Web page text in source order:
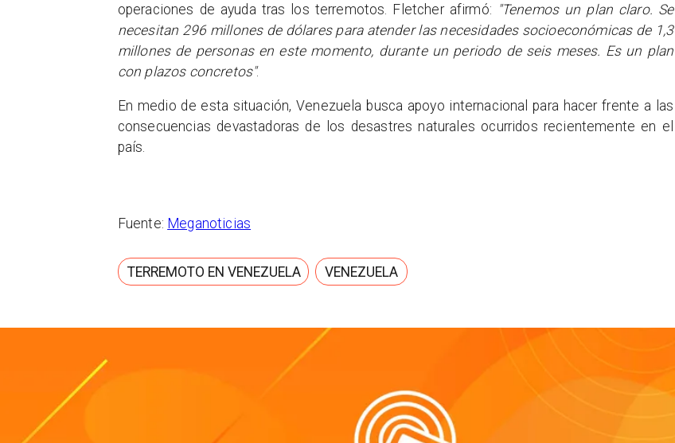
operaciones de ayuda tras los terremotos. Fletcher afirmó: "Tenemos un plan claro. Se
necesitan 296 millones de dólares para atender las necesidades socioeconómicas de 1,3
millones de personas en este momento, durante un periodo de seis meses. Es un plan
con plazos concretos".
En medio de esta situación, Venezuela busca apoyo internacional para hacer frente a las
consecuencias devastadoras de los desastres naturales ocurridos recientemente en el
país.
Fuente: Meganoticias
TERREMOTO EN VENEZUELA VENEZUELA